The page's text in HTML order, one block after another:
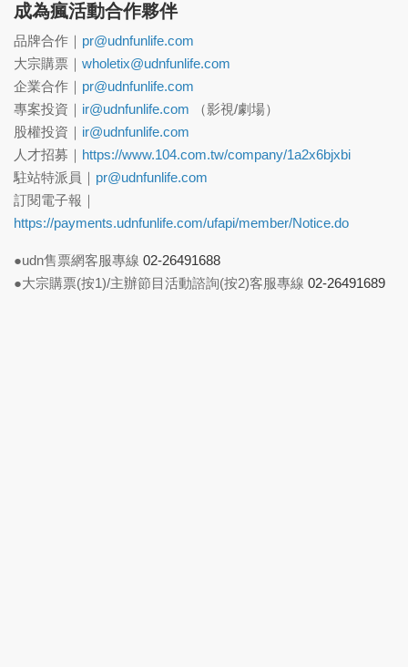
成為瘋活動合作夥伴
品牌合作｜ pr@udnfunlife.com
大宗購票｜ wholetix@udnfunlife.com
企業合作｜ pr@udnfunlife.com
專案投資｜ ir@udnfunlife.com （影視/劇場）
股權投資｜ ir@udnfunlife.com
人才招募｜
https://www.104.com.tw/company/1a2x6bjxbi
駐站特派員｜ pr@udnfunlife.com
訂閱電子報｜
https://payments.udnfunlife.com/ufapi/member/Notice.do
●udn售票網客服專線 02-26491688
●大宗購票(按1)/主辦節目活動諮詢(按2)客服專線 02-26491689